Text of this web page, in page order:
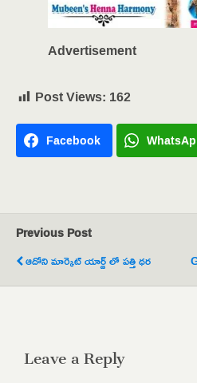
Advertisement
Post Views: 162
Facebook
Previous Post
ఆదోని మార్కెట్ యార్డ్ లో పత్తి ధర
Leave a Reply